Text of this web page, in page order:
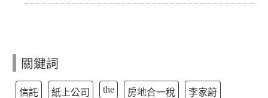
關鍵詞
信託 紙上公司 the 房地合一稅 李家蔚